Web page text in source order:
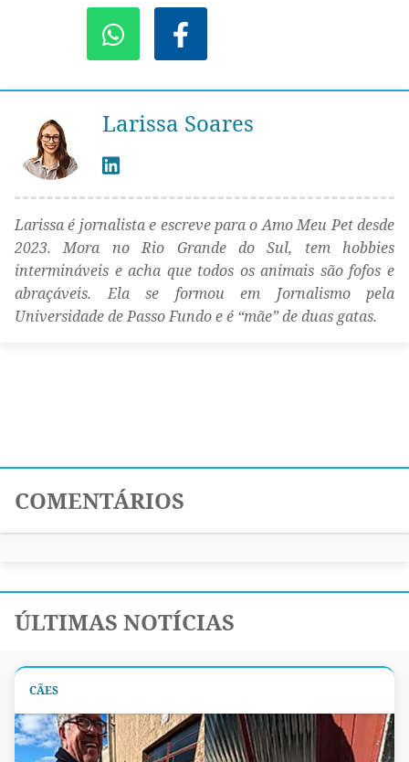
Larissa Soares
Larissa é jornalista e escreve para o Amo Meu Pet desde
2023. Mora no Rio Grande do Sul, tem hobbies
intermináveis e acha que todos os animais são fofos e
abraçáveis. Ela se formou em Jornalismo pela
Universidade de Passo Fundo e é “mãe” de duas gatas.
COMENTÁRIOS
ÚLTIMAS NOTÍCIAS
CÃES